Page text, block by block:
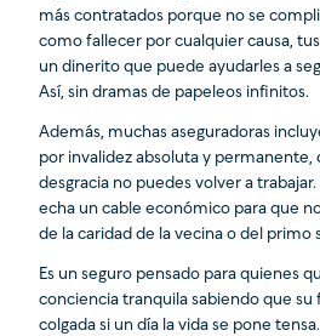
más contratados porque no se
como fallecer por cualquier causa,
un dinerito que puede ayudarles a
Así, sin dramas de papeleos infinitos.
Además, muchas aseguradoras
por invalidez absoluta y permanente,
desgracia no puedes volver a
echa un cable económico para que
de la caridad de la vecina o del primo
Es un seguro pensado para quienes
conciencia tranquila sabiendo que su
colgada si un día la vida se pone